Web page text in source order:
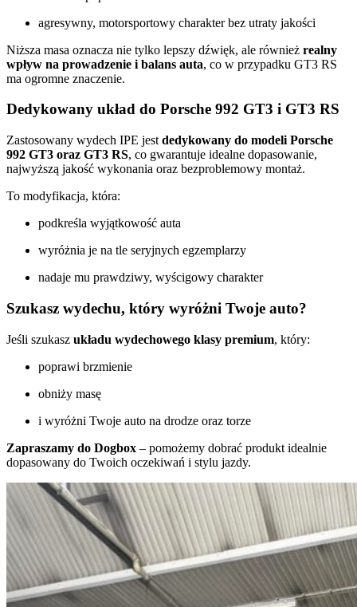
agresywny, motorsportowy charakter bez utraty jakości
Niższa masa oznacza nie tylko lepszy dźwięk, ale również realny
wpływ na prowadzenie i balans auta, co w przypadku GT3 RS
ma ogromne znaczenie.
Dedykowany układ do Porsche 992 GT3 i GT3 RS
Zastosowany wydech IPE jest dedykowany do modeli Porsche
992 GT3 oraz GT3 RS, co gwarantuje idealne dopasowanie,
najwyższą jakość wykonania oraz bezproblemowy montaż.
To modyfikacja, która:
podkreśla wyjątkowość auta
wyróżnia je na tle seryjnych egzemplarzy
nadaje mu prawdziwy, wyścigowy charakter
Szukasz wydechu, który wyróżni Twoje auto?
Jeśli szukasz układu wydechowego klasy premium, który:
poprawi brzmienie
obniży masę
i wyróżni Twoje auto na drodze oraz torze
Zapraszamy do Dogbox – pomożemy dobrać produkt idealnie
dopasowany do Twoich oczekiwań i stylu jazdy.